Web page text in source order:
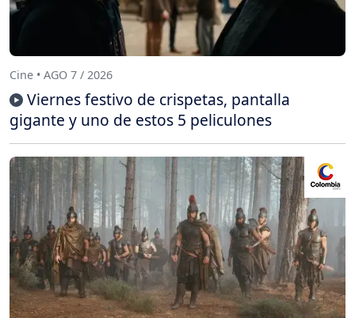
Cine • AGO 7 / 2026
Viernes festivo de crispetas, pantalla
gigante y uno de estos 5 peliculones